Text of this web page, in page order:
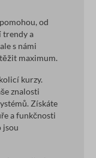
od
trendy a
s námi
maximum.
kurzy.
znalosti
Získáte
a funkčnosti
jsou